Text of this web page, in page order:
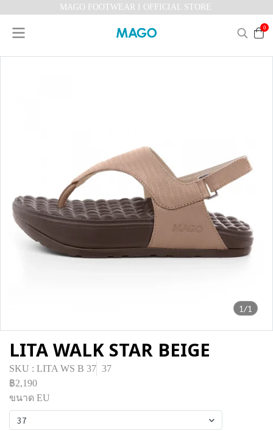
MAGO FOOTWEAR I OFFICIAL STORE
0
1/1
LITA WALK STAR BEIGE
SKU : LITA WS B 37 37
฿2,190
ขนาด EU
37